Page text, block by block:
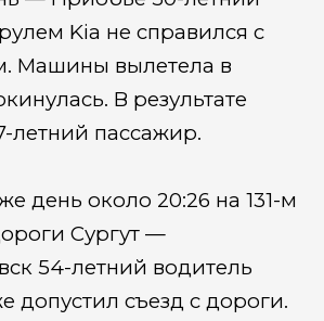
Kia не справился с
Машины вылетела в
В результате
летний пассажир.
день около 20:26 на 131-м
Сургут —
54-летний водитель
допустил съезд с дороги.